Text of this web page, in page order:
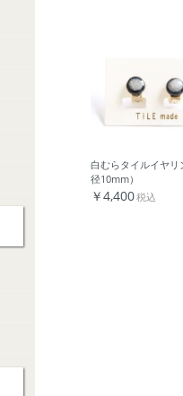
白むらタイルイヤリ
径10mm）
￥4,400税込